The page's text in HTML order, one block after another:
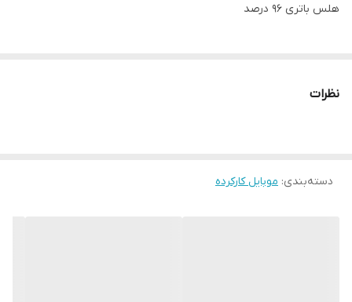
هلس باتری ۹۶ درصد
نظرات
دسته‌بندی: موبایل کارکرده